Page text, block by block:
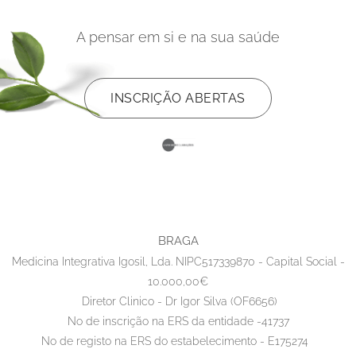
A pensar em si e na sua saúde
INSCRIÇÃO ABERTAS
BRAGA
Medicina Integrativa Igosil, Lda. NIPC517339870 - Capital Social -
10.000,00€
Diretor Clinico - Dr Igor Silva (OF6656)
No de inscrição na ERS da entidade -41737
No de registo na ERS do estabelecimento - E175274